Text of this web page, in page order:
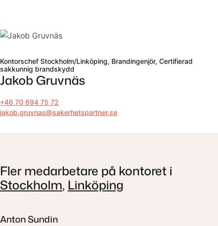
Kontorschef Stockholm/Linköping, Brandingenjör, Certifierad
sakkunnig brandskydd
Jakob Gruvnäs
+46 70 694 75 72
jakob.gruvnas@sakerhetspartner.se
Fler medarbetare på kontoret i
Stockholm, Linköping
Anton Sundin